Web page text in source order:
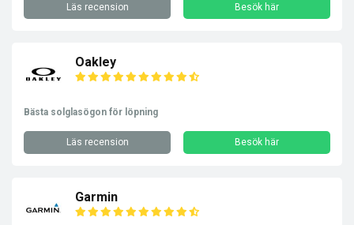
Läs recension Besök här
Oakley
Bästa solglasögon för löpning
Läs recension Besök här
Garmin